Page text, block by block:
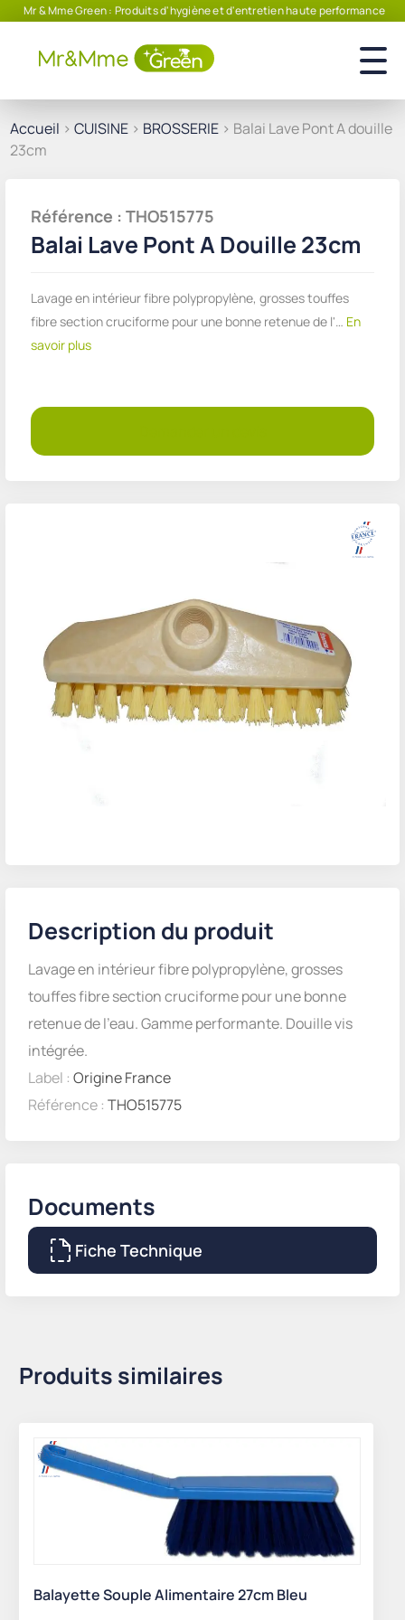
Mr & Mme Green : Produits d'hygiène et d'entretien haute performance
Accueil > CUISINE > BROSSERIE > Balai Lave Pont A douille
23cm
Description du produit
Lavage en intérieur fibre polypropylène, grosses
touffes fibre section cruciforme pour une bonne
retenue de l’eau. Gamme performante. Douille vis
intégrée.
Label : Origine France
Référence : THO515775
Documents
Fiche Technique
Référence : THO515775
Balai Lave Pont A Douille 23cm
Lavage en intérieur fibre polypropylène, grosses touffes
fibre section cruciforme pour une bonne retenue de l'… En
savoir plus
Produits similaires
Balayette Souple Alimentaire 27cm Bleu